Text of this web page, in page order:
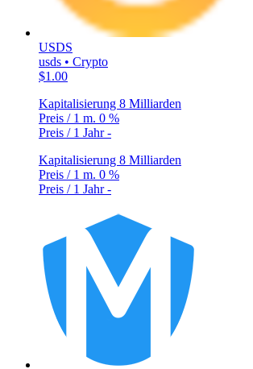
USDS
usds • Crypto
$1.00
Kapitalisierung 8 Milliarden
Preis / 1 m. 0 %
Preis / 1 Jahr-
Kapitalisierung 8 Milliarden
Preis / 1 m. 0 %
Preis / 1 Jahr-